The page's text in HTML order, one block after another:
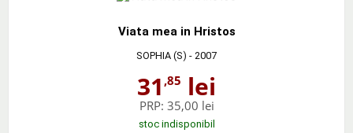
Viata mea in Hristos
SOPHIA (S) - 2007
31 ,85 lei
PRP: 35,00 lei
stoc indisponibil